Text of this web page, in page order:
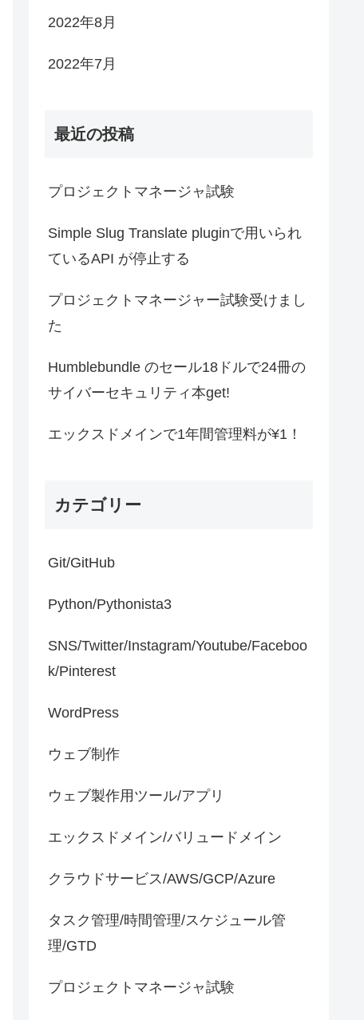
2022年8月
2022年7月
最近の投稿
プロジェクトマネージャ試験
Simple Slug Translate pluginで用いられ
ているAPI が停止する
プロジェクトマネージャー試験受けまし
た
Humblebundle のセール18ドルで24冊の
サイバーセキュリティ本get!
エックスドメインで1年間管理料が¥1！
カテゴリー
Git/GitHub
Python/Pythonista3
SNS/Twitter/Instagram/Youtube/Faceboo
k/Pinterest
WordPress
ウェブ制作
ウェブ製作用ツール/アプリ
エックスドメイン/バリュードメイン
クラウドサービス/AWS/GCP/Azure
タスク管理/時間管理/スケジュール管
理/GTD
プロジェクトマネージャ試験